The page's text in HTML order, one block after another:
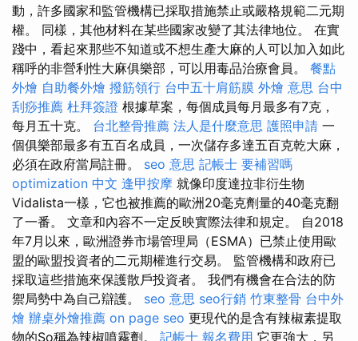
動，許多國家和監管機構已採取措施禁止或嚴格規範二元期
權。 同樣，其他材料在某些國家改變了其法律地位。 在實
踐中，看起來那些不知道或不想生產大麻的人可以加入如此
稱呼的非營利性大麻俱樂部，可以用毒品治療會員。 餐點
外燴 自助餐外燴 撥筋領行 台中五十肩筋膜 外燴 意思 台中
刮痧推薦 杜拜簽證 根據草案，每個成員每月最多有7克，
每月五十克。 台北整骨推薦 法人是什麼意思 護照申請 一
個俱樂部最多有五百名成員，一次儲存多達五百克乾大麻，
必須在政府當局註冊。 seo 意思 記帳士 要補習嗎
optimization 中文 逢甲按摩 就像印度達拉非衍生物
Vidalista一樣，它也被推薦的歐洲20毫克劑量的40毫克翻
了一番。 文章和內容不一定反映實際法律和規定。 自2018
年7月以來，歐洲證券市場管理局（ESMA）已禁止使用歐
盟的歐盟投資者的二元期權進行交易。 監管機構和政府已
採取這些措施來保護散戶投資者。 我們有機會在合法的防
禦局勢中為自己辯護。 seo 意思 seo行銷 竹東整骨 台中外
燴 辦桌外燴推薦 on page seo 更現代的是含有辣椒素提取
物的So稱為辣椒噴霧劑。 記帳士 報名費用 它更強大，另